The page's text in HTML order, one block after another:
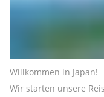
Willkommen in Japan!
Wir starten unsere